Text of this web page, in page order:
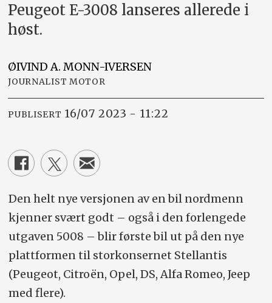
Peugeot E-3008 lanseres allerede i
høst.
ØIVIND A. MONN-IVERSEN
JOURNALIST MOTOR
PUBLISERT 16/07 2023 - 11:22
Den helt nye versjonen av en bil nordmenn
kjenner svært godt – også i den forlengede
utgaven 5008 – blir første bil ut på den nye
plattformen til storkonsernet Stellantis
(Peugeot, Citroën, Opel, DS, Alfa Romeo, Jeep
med flere).